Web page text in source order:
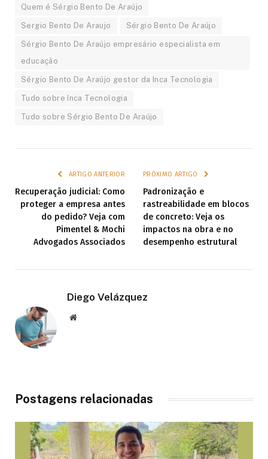
Quem é Sérgio Bento De Araújo
Sergio Bento De Araujo Sérgio Bento De Araújo
Sérgio Bento De Araújo empresário especialista em
educação
Sérgio Bento De Araújo gestor da Inca Tecnologia
Tudo sobre Inca Tecnologia
Tudo sobre Sérgio Bento De Araújo
ARTIGO ANTERIOR
Recuperação judicial: Como
proteger a empresa antes
do pedido? Veja com
Pimentel & Mochi
Advogados Associados
PRÓXIMO ARTIGO
Padronização e
rastreabilidade em blocos
de concreto: Veja os
impactos na obra e no
desempenho estrutural
Diego Velázquez
Website
Postagens relacionadas